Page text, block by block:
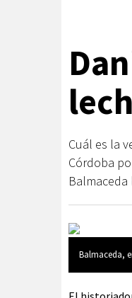
Cuál es la
Córdoba
Balmaceda,